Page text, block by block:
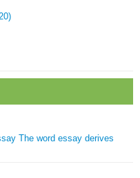
The word essay derives